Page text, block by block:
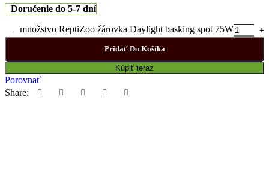
Doručenie do 5-7 dní
množstvo ReptiZoo žárovka Daylight basking spot 75W
Pridať Do Košíka
Kúpiť teraz
Porovnať
Share: